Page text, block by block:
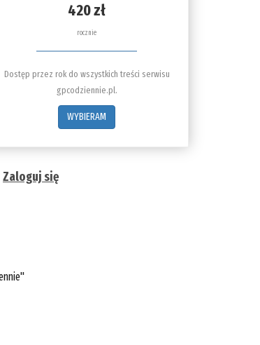
420 zł
rocznie
Dostęp przez rok do wszystkich treści serwisu
gpcodziennie.pl.
WYBIERAM
Zaloguj się